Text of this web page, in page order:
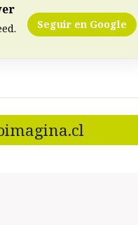
Seguir en Google